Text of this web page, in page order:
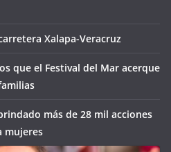
Xalapa-Veracruz
que el Festival del Mar acerque
más de 28 mil acciones
mujeres